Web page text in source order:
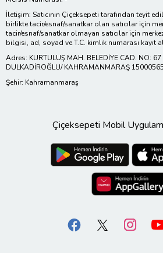
İletişim: Satıcının Çiçeksepeti tarafından teyit
birlikte tacir/esnaf/sanatkar olan satıcılar için
tacir/esnaf/sanatkar olmayan satıcılar için
bilgisi, ad, soyad ve T.C. kimlik numarası kayıt
Adres: KURTULUŞ MAH. BELEDİYE CAD. NO:
DULKADİROĞLU/ KAHRAMANMARAŞ
Şehir: Kahramanmaraş
Çiçeksepeti Mobil